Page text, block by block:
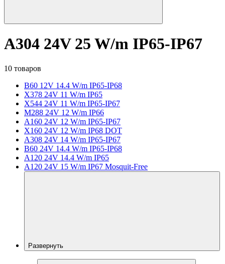
A304 24V 25 W/m IP65-IP67
10 товаров
B60 12V 14.4 W/m IP65-IP68
X378 24V 11 W/m IP65
X544 24V 11 W/m IP65-IP67
M288 24V 12 W/m IP66
A160 24V 12 W/m IP65-IP67
X160 24V 12 W/m IP68 DOT
A308 24V 14 W/m IP65-IP67
B60 24V 14.4 W/m IP65-IP68
A120 24V 14.4 W/m IP65
A120 24V 15 W/m IP67 Mosquit-Free
Развернуть